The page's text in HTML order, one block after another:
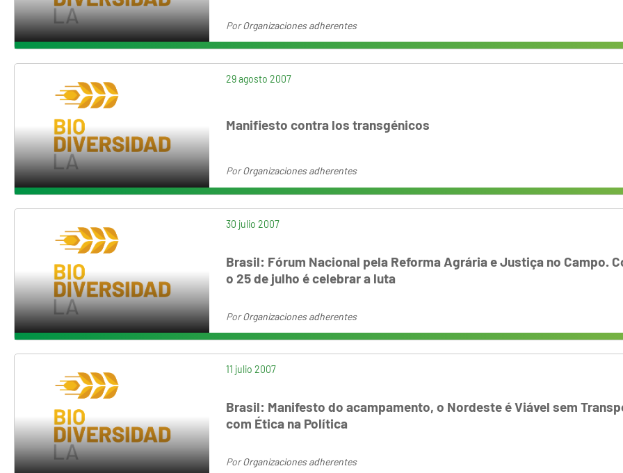
PorOrganizaciones adherentes
29 agosto 2007
Manifiesto contra los transgénicos
PorOrganizaciones adherentes
30 julio 2007
Brasil: Fórum Nacional pela Reforma Agrária e Justiça no Campo.
o 25 de julho é celebrar a luta
PorOrganizaciones adherentes
11 julio 2007
Brasil: Manifesto do acampamento, o Nordeste é Viável sem
com Ética na Política
PorOrganizaciones adherentes